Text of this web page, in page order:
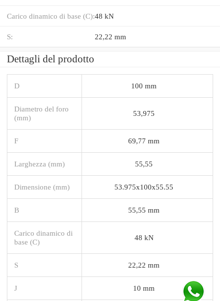
Carico dinamico di base (C):48 kN
S: 22,22 mm
Dettagli del prodotto
D 100 mm
Diametro del foro
(mm)
53,975
F 69,77 mm
Larghezza (mm) 55,55
Dimensione (mm) 53.975x100x55.55
B 55,55 mm
Carico dinamico di
base (C)
48 kN
S 22,22 mm
J 10 mm